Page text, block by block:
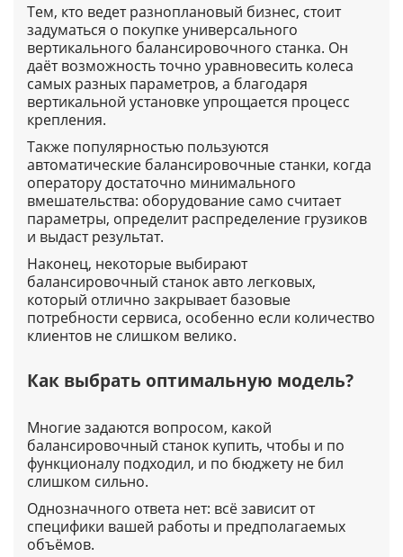
Тем, кто ведет разноплановый бизнес, стоит
задуматься о покупке универсального
вертикального балансировочного станка. Он
даёт возможность точно уравновесить колеса
самых разных параметров, а благодаря
вертикальной установке упрощается процесс
крепления.
Также популярностью пользуются
автоматические балансировочные станки, когда
оператору достаточно минимального
вмешательства: оборудование само считает
параметры, определит распределение грузиков
и выдаст результат.
Наконец, некоторые выбирают
балансировочный станок авто легковых,
который отлично закрывает базовые
потребности сервиса, особенно если количество
клиентов не слишком велико.
Как выбрать оптимальную модель?
Многие задаются вопросом, какой
балансировочный станок купить, чтобы и по
функционалу подходил, и по бюджету не бил
слишком сильно.
Однозначного ответа нет: всё зависит от
специфики вашей работы и предполагаемых
объёмов.